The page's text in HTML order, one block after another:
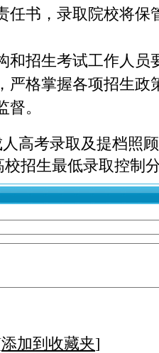
任书，录取院校将保
招生考试工作人员
严格掌握各项招生政
。
人高考录取及提档照
校招生最低录取控制
添加到收藏夹]